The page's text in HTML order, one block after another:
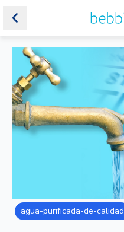
agua-purificada-de-calidad